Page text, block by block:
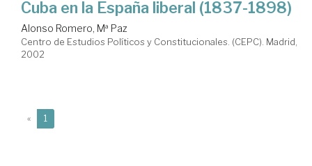
Cuba en la España liberal (1837-1898)
Alonso Romero, Mª Paz
Centro de Estudios Políticos y Constitucionales. (CEPC). Madrid,
2002
« 1